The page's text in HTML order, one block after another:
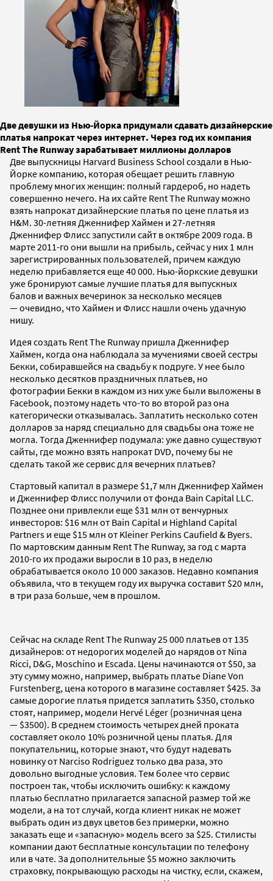
Две девушки из Нью-Йорка придумали сдавать дизайнерские
платья напрокат через интернет. Через год их компания
Rent The Runway зарабатывает миллионы долларов
Две выпускницы Harvard Business School создали в Нью-
Йорке компанию, которая обещает решить главную
проблему многих женщин: полный гардероб, но надеть
совершенно нечего. На их сайте Rent The Runway можно
взять напрокат дизайнерские платья по цене платья из
H&M. 30-летняя Дженнифер Хаймен и 27-летняя
Дженнифер Флисс запустили сайт в октябре 2009 года. В
марте 2011-го они вышли на прибыль, сейчас у них 1 млн
зарегистрированных пользователей, причем каждую
неделю прибавляется еще 40 000. Нью-йоркские девушки
уже бронируют самые лучшие платья для выпускных
балов и важных вечеринок за несколько месяцев
— очевидно, что Хаймен и Флисс нашли очень удачную
нишу.
Идея создать Rent The Runway пришла Дженнифер
Хаймен, когда она наблюдала за мучениями своей сестры
Бекки, собиравшейся на свадьбу к подруге. У нее было
несколько десятков праздничных платьев, но
фотографии Бекки в каждом из них уже были выложены в
Facebook, поэтому надеть что-то во второй раз она
категорически отказывалась. Заплатить несколько сотен
долларов за наряд специально для свадьбы она тоже не
могла. Тогда Дженнифер подумала: уже давно существуют
сайты, где можно взять напрокат DVD, почему бы не
сделать такой же сервис для вечерних платьев?
Стартовый капитал в размере $1,7 млн Дженнифер Хаймен
и Дженнифер Флисс получили от фонда Bain Capital LLC.
Позднее они привлекли еще $31 млн от венчурных
инвесторов: $16 млн от Bain Capital и Highland Capital
Partners и еще $15 млн от Kleiner Perkins Caufield & Byers.
По мартовским данным Rent The Runway, за год с марта
2010-го их продажи выросли в 10 раз, в неделю
обрабатывается около 10 000 заказов. Недавно компания
объявила, что в текущем году их выручка составит $20 млн,
в три раза больше, чем в прошлом.
Сейчас на складе Rent The Runway 25 000 платьев от 135
дизайнеров: от недорогих моделей до нарядов от Nina
Ricci, D&G, Moschino и Escada. Цены начинаются от $50, за
эту сумму можно, например, выбрать платье Diane Von
Furstenberg, цена которого в магазине составляет $425. За
самые дорогие платья придется заплатить $350, столько
стоят, например, модели Hervé Léger (розничная цена
— $3500). В среднем стоимость четырех дней проката
составляет около 10% розничной цены платья. Для
покупательниц, которые знают, что будут надевать
новинку от Narciso Rodriguez только два раза, это
довольно выгодные условия. Тем более что сервис
построен так, чтобы исключить ошибку: к каждому
платью бесплатно прилагается запасной размер той же
модели, а на тот случай, когда клиент никак не может
выбрать один из двух цветов без примерки, можно
заказать еще и «запасную» модель всего за $25. Стилисты
компании дают бесплатные консультации по телефону
или в чате. За дополнительные $5 можно заключить
страховку, покрывающую расходы на чистку, если, скажем,